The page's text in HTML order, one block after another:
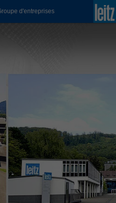
d'entreprises